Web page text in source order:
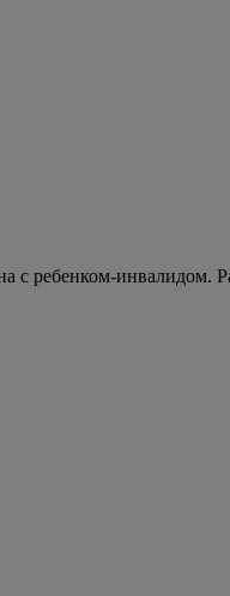
ребенком-инвалидом.